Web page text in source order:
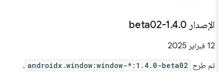
الإصدار 1 .4.0-beta02
‫12 فبراير 2025
تم طرح androidx.window:window-*:1.4.0-beta02
.